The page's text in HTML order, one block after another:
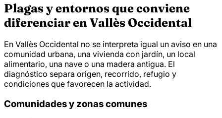
Plagas y entornos que conviene
diferenciar en Vallès Occidental
En Vallès Occidental no se interpreta igual un aviso en una
comunidad urbana, una vivienda con jardín, un local
alimentario, una nave o una madera antigua. El
diagnóstico separa origen, recorrido, refugio y
condiciones que favorecen la actividad.
Comunidades y zonas comunes